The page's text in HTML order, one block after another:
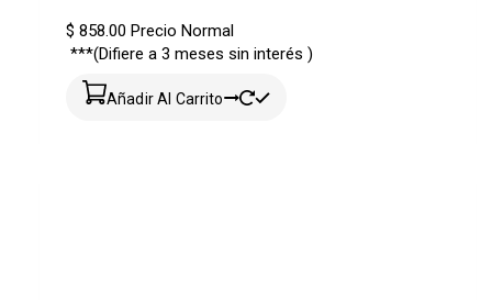
$ 858.00 Precio Normal
***(Difiere a 3 meses sin interés )
Añadir Al Carrito